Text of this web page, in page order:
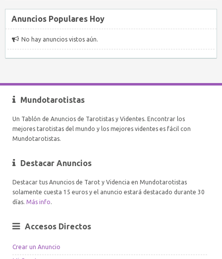
Anuncios Populares Hoy
No hay anuncios vistos aún.
Mundotarotistas
Un Tablón de Anuncios de Tarotistas y Videntes. Encontrar los
mejores tarotistas del mundo y los mejores videntes es fácil con
Mundotarotistas.
Destacar Anuncios
Destacar tus Anuncios de Tarot y Videncia en Mundotarotistas
solamente cuesta 15 euros y el anuncio estará destacado durante 30
días. Más info.
Accesos Directos
Crear un Anuncio